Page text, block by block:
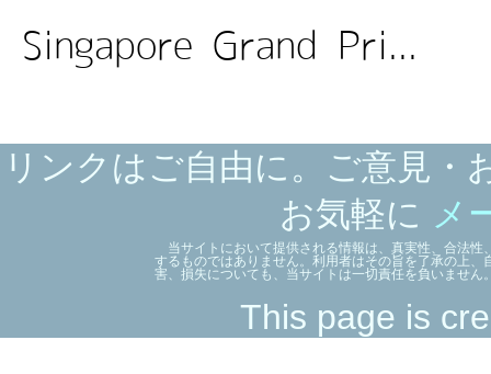
Singapore Grand Pri...
リンクはご自由に。ご意見・
お気軽に メ
当サイトにおいて提供される情報は、真実性、合法性
するものではありません。利用者はその旨を了承の上
害、損失についても、当サイトは一切責任を負いません
This page is